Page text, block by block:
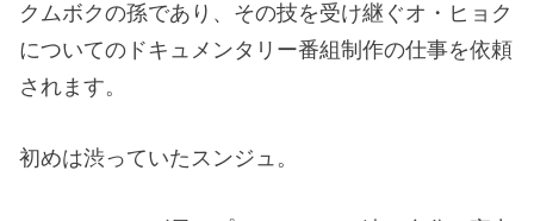
クムボクの孫であり、その技を受け継ぐオ・ヒョク
についてのドキュメンタリー番組制作の仕事を依頼
されます。
初めは渋っていたスンジュ。